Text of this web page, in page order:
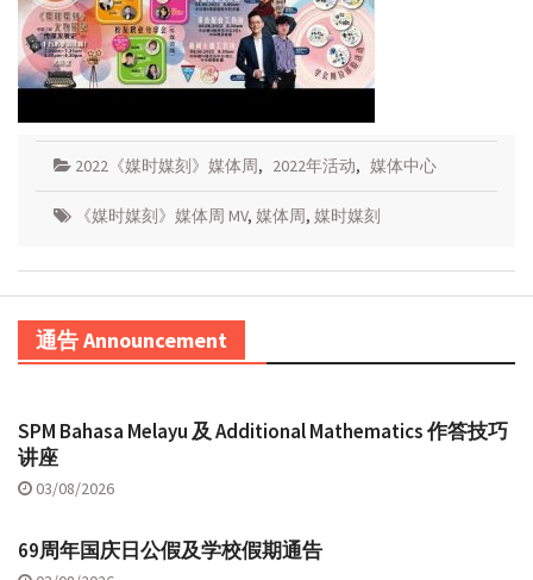
2022《媒时媒刻》媒体周, 2022年活动, 媒体中心
《媒时媒刻》媒体周 MV, 媒体周, 媒时媒刻
通告 Announcement
SPM Bahasa Melayu 及 Additional Mathematics 作答技巧
讲座
03/08/2026
69周年国庆日公假及学校假期通告